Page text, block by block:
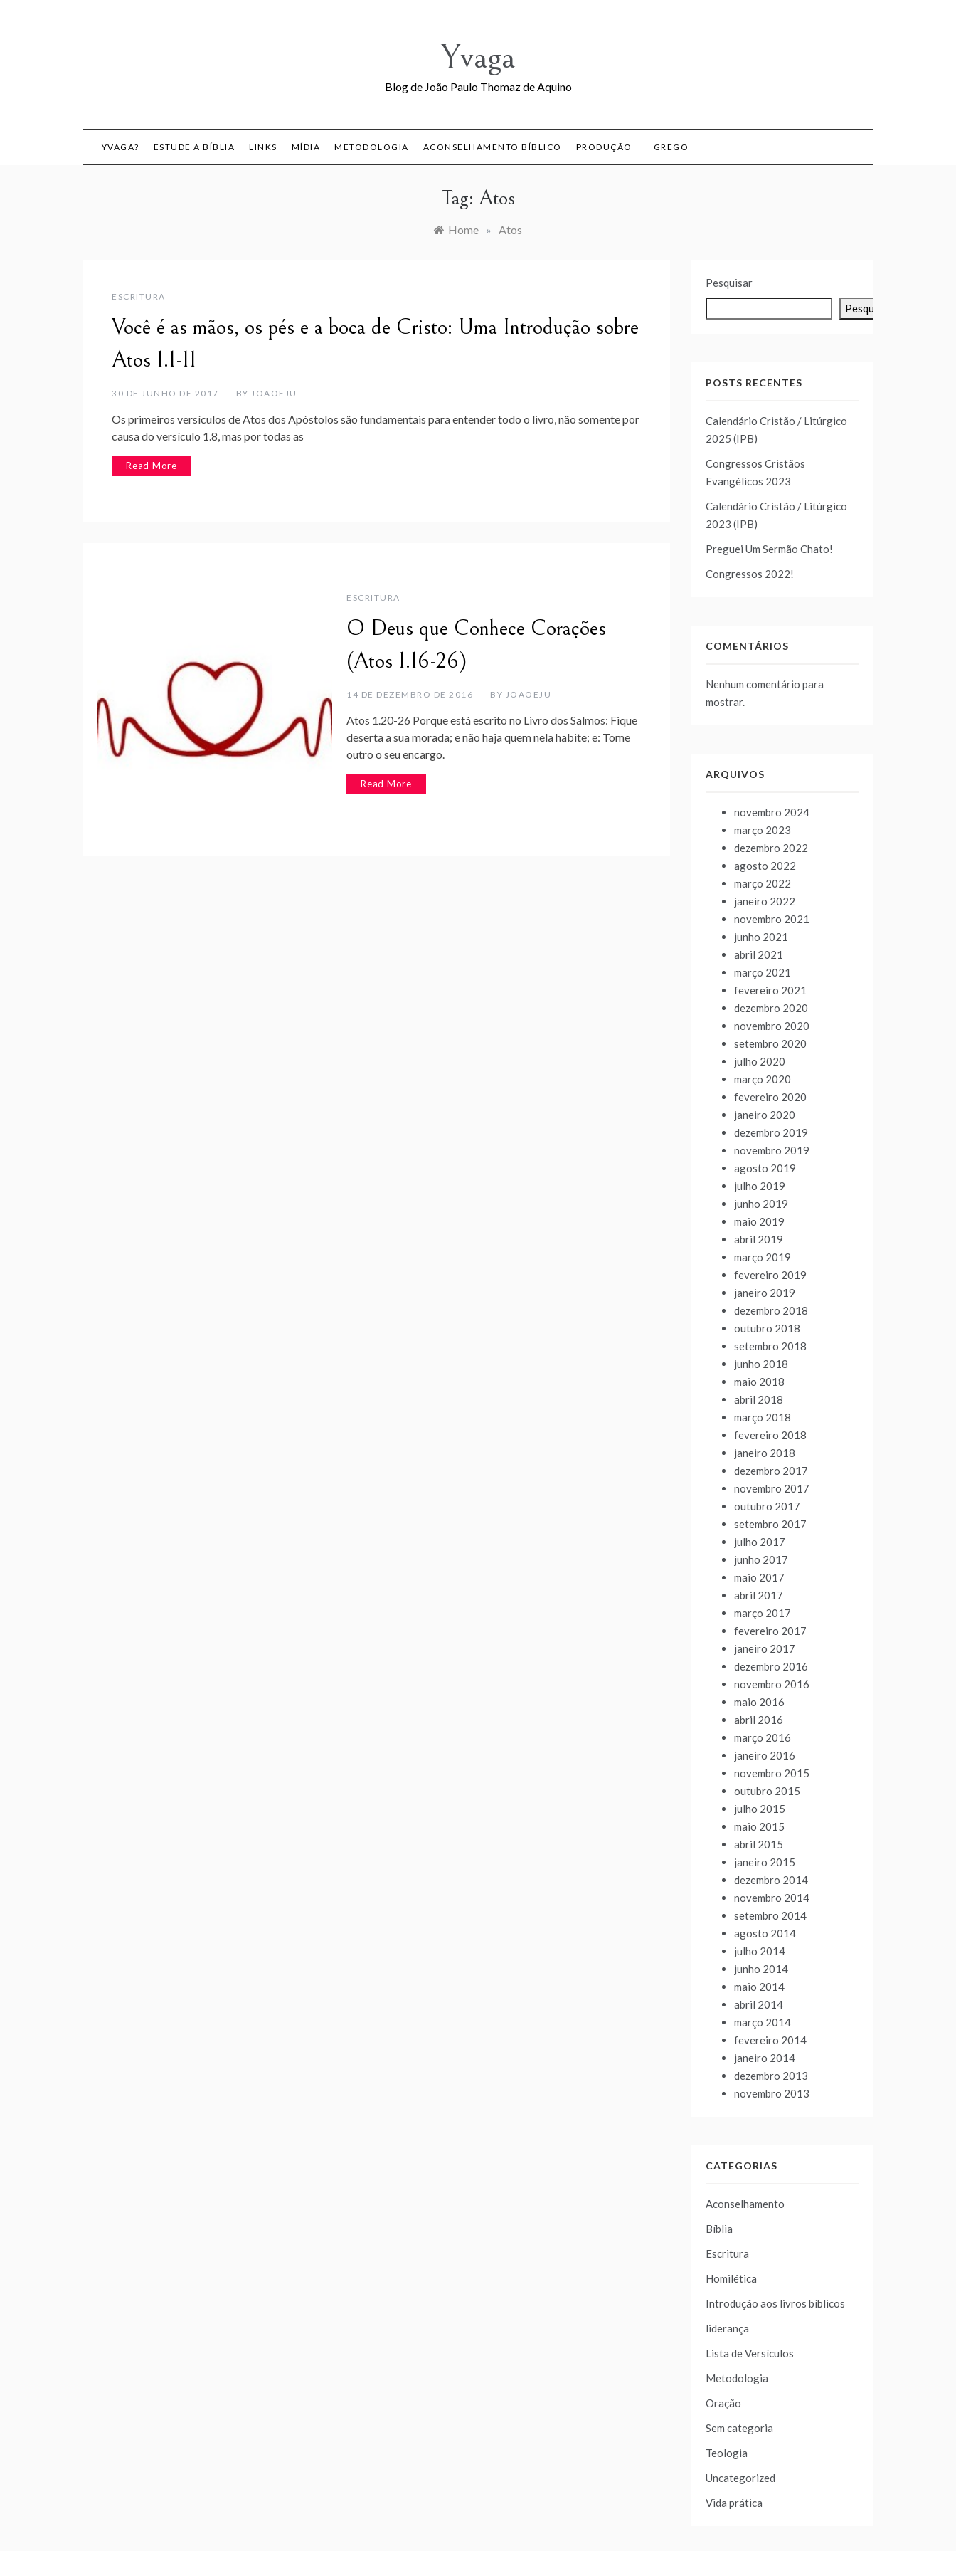
Yvaga
Blog de João Paulo Thomaz de Aquino
YVAGA? ESTUDE A BÍBLIA LINKS MÍDIA METODOLOGIA ACONSELHAMENTO BÍBLICO PRODUÇÃO GREGO
Tag: Atos
Home » Atos
ESCRITURA
Você é as mãos, os pés e a boca de Cristo: Uma Introdução sobre
Atos 1.1-11
30 DE JUNHO DE 2017 BY JOAOEJU
Os primeiros versículos de Atos dos Apóstolos são fundamentais para entender todo o livro, não somente por
causa do versículo 1.8, mas por todas as
Read More
ESCRITURA
O Deus que Conhece Corações
(Atos 1.16-26)
14 DE DEZEMBRO DE 2016 BY JOAOEJU
Atos 1.20-26 Porque está escrito no Livro dos Salmos: Fique
deserta a sua morada; e não haja quem nela habite; e: Tome
outro o seu encargo.
Read More
Pesquisar
Pesquisar
POSTS RECENTES
Calendário Cristão / Litúrgico
2025 (IPB)
Congressos Cristãos
Evangélicos 2023
Calendário Cristão / Litúrgico
2023 (IPB)
Preguei Um Sermão Chato!
Congressos 2022!
COMENTÁRIOS
Nenhum comentário para
mostrar.
ARQUIVOS
novembro 2024
março 2023
dezembro 2022
agosto 2022
março 2022
janeiro 2022
novembro 2021
junho 2021
abril 2021
março 2021
fevereiro 2021
dezembro 2020
novembro 2020
setembro 2020
julho 2020
março 2020
fevereiro 2020
janeiro 2020
dezembro 2019
novembro 2019
agosto 2019
julho 2019
junho 2019
maio 2019
abril 2019
março 2019
fevereiro 2019
janeiro 2019
dezembro 2018
outubro 2018
setembro 2018
junho 2018
maio 2018
abril 2018
março 2018
fevereiro 2018
janeiro 2018
dezembro 2017
novembro 2017
outubro 2017
setembro 2017
julho 2017
junho 2017
maio 2017
abril 2017
março 2017
fevereiro 2017
janeiro 2017
dezembro 2016
novembro 2016
maio 2016
abril 2016
março 2016
janeiro 2016
novembro 2015
outubro 2015
julho 2015
maio 2015
abril 2015
janeiro 2015
dezembro 2014
novembro 2014
setembro 2014
agosto 2014
julho 2014
junho 2014
maio 2014
abril 2014
março 2014
fevereiro 2014
janeiro 2014
dezembro 2013
novembro 2013
CATEGORIAS
Aconselhamento
Bíblia
Escritura
Homilética
Introdução aos livros bíblicos
liderança
Lista de Versículos
Metodologia
Oração
Sem categoria
Teologia
Uncategorized
Vida prática